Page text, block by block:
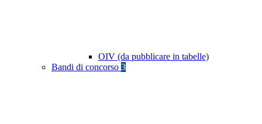
OIV (da pubblicare in tabelle)
Bandi di concorso 3